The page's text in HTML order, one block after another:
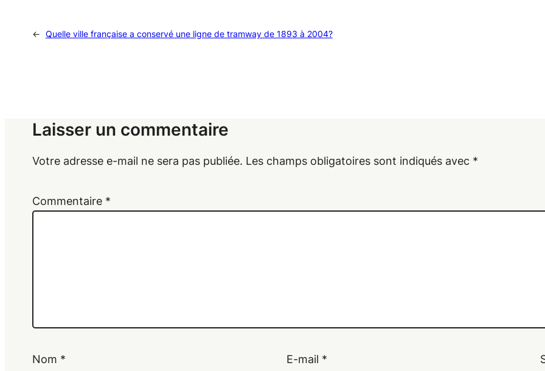
← Quelle ville française a conservé une ligne de tramway de 1893 à 2004?
Laisser un commentaire
Votre adresse e-mail ne sera pas publiée. Les champs obligatoires sont indiqués avec *
Commentaire *
Nom * E-mail *